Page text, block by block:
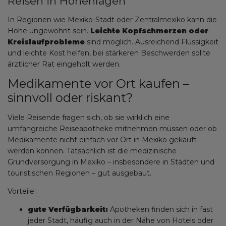
In Regionen wie Mexiko-Stadt oder Zentralmexiko kann die
Höhe ungewohnt sein. Leichte Kopfschmerzen oder
Kreislaufprobleme sind möglich. Ausreichend Flüssigkeit
und leichte Kost helfen, bei stärkeren Beschwerden sollte
ärztlicher Rat eingeholt werden.
Medikamente vor Ort kaufen –
sinnvoll oder riskant?
Viele Reisende fragen sich, ob sie wirklich eine
umfangreiche Reiseapotheke mitnehmen müssen oder ob
Medikamente nicht einfach vor Ort in Mexiko gekauft
werden können. Tatsächlich ist die medizinische
Grundversorgung in Mexiko – insbesondere in Städten und
touristischen Regionen – gut ausgebaut.
Vorteile:
gute Verfügbarkeit: Apotheken finden sich in fast
jeder Stadt, häufig auch in der Nähe von Hotels oder